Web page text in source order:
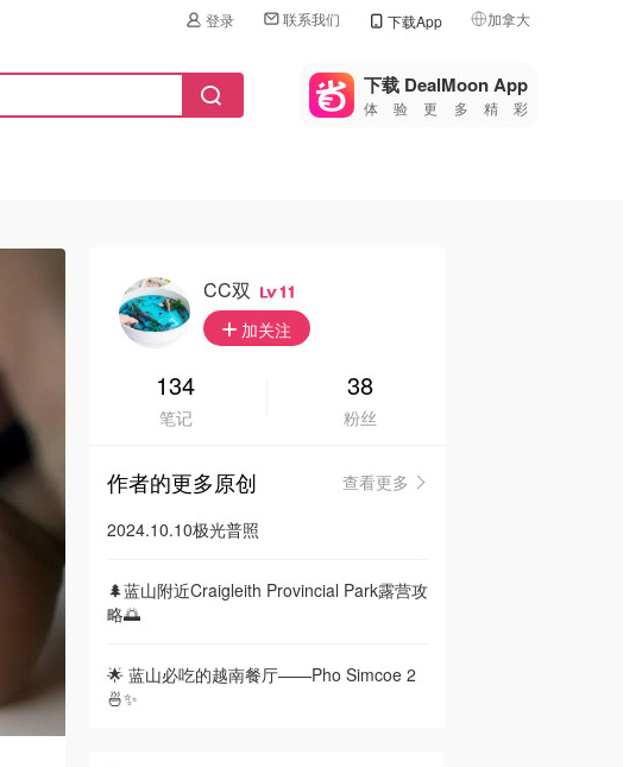
登录 联系我们 下载App 加拿大
🇺🇸
美国
🇨🇳中国
🇮🇹
🇦🇺
🇳🇿新西兰
下载 DealMoon App
体验更多精彩
CC双 11
加关注
134
笔记
38
粉丝
作者的更多原创
查看更多
2024.10.10极光普照
🌲蓝山附近Craigleith Provincial Park露营攻
略🌅
🌟 蓝山必吃的越南餐厅——Pho Simcoe 2
🍜✨